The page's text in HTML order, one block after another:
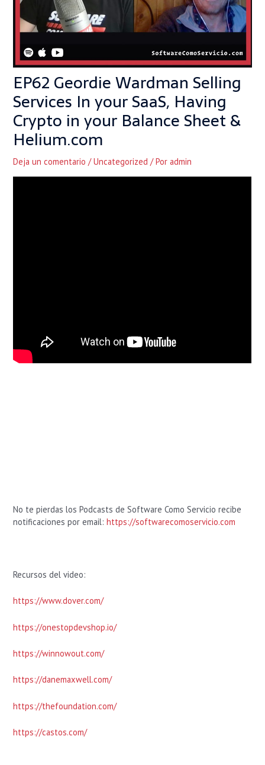
EP62 Geordie Wardman Selling
Services In your SaaS, Having
Crypto in your Balance Sheet &
Helium.com
Deja un comentario /Uncategorized / Poradmin
No te pierdas los Podcasts de Software Como Servicio recibe
notificaciones por email:https://softwarecomoservicio.com
Recursos del video:
https://www.dover.com/
https://onestopdevshop.io/
https://winnowout.com/
https://danemaxwell.com/
https://thefoundation.com/
https://castos.com/